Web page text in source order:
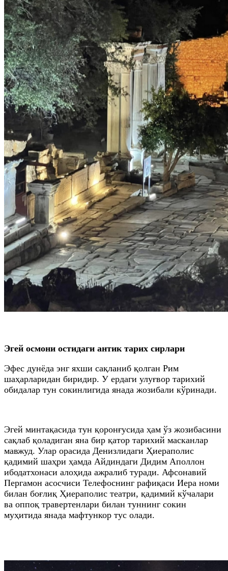
Эгей осмони остидаги антик тарих сирлари
Эфес дунёда энг яхши сақланиб қолган Рим
шаҳарларидан биридир. У ердаги улуғвор тарихий
обидалар тун сокинлигида янада жозибали кўринади.
Эгей минтақасида тун қоронғусида ҳам ўз жозибасини
сақлаб қоладиган яна бир қатор тарихий масканлар
мавжуд. Улар орасида Денизлидаги Ҳиераполис
қадимий шаҳри ҳамда Айдиндаги Дидим Аполлон
ибодатхонаси алоҳида ажралиб туради. Афсонавий
Пергамон асосчиси Телефоснинг рафиқаси Иера номи
билан боғлиқ Ҳиераполис театри, қадимий кўчалари
ва оппоқ травертенлари билан туннинг сокин
муҳитида янада мафтункор тус олади.